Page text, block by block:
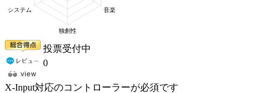
投票受付中
0
X-Input対応のコントローラーが必須です